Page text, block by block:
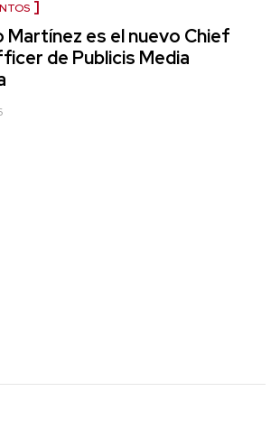
Martínez es el nuevo Chief
de Publicis Media